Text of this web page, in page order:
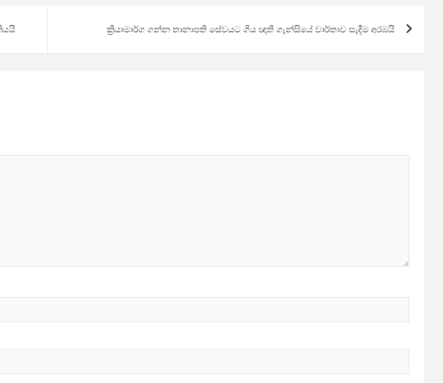
ක්‍රියාමාර්ග ගන්න තානාපති සේවයට ගිය ඥාති ගැන්සියේ වාර්තාව සැදීම අරඹයි